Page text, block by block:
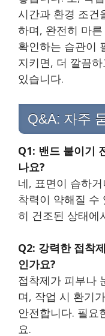
시간과 환경 조건
하며, 완전히 마
확인하는 습관이
지키면, 더 깔끔
있습니다.
Q&A: 자주
Q1: 밴드 붙이기
나요?
네, 표면이 습하
착력이 약해질 수
히 건조된 상태에
Q2: 강력한 접착
인가요?
접착제가 피부나
며, 작업 시 환기
안전합니다. 필요
요.